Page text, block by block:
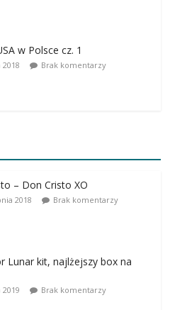
w Polsce cz. 1
Brak komentarzy
– Don Cristo XO
2018 Brak komentarzy
Lunar kit, najlżejszy box na
Brak komentarzy